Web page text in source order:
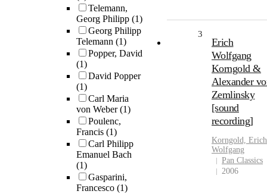
Telemann,
Georg Philipp (1)
Georg Philipp
Telemann (1)
Popper, David
(1)
David Popper
(1)
Carl Maria
von Weber(1)
Poulenc,
Francis (1)
Carl Philipp
Emanuel Bach
(1)
Gasparini,
Francesco (1)
3
Erich
Wolfgang
Korngold &
Alexander
Zemlinsky
[sound
recording]
Korngold, Erich
Wolfgang
Pan Classics
2006